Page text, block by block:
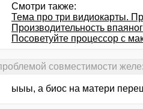
Смотри также:
Тема про три видиокарты.
Производительность
Посоветуйте процессор с
совместимости
ыыы, а биос на матери